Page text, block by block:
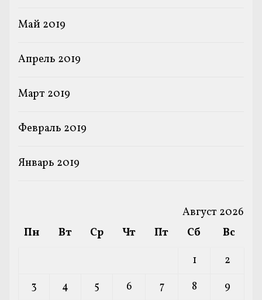
Май 2019
Апрель 2019
Март 2019
Февраль 2019
Январь 2019
Август 2026
Пн
Вт Ср Чт Пт Сб
Вс
1
2
3
4 5 6 7 8
9